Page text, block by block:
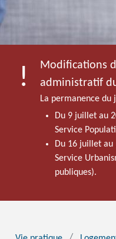
Modifications
administratif
La permanence du
Du 9 juillet au
Service
Du 16 juillet au
Service
publiques).